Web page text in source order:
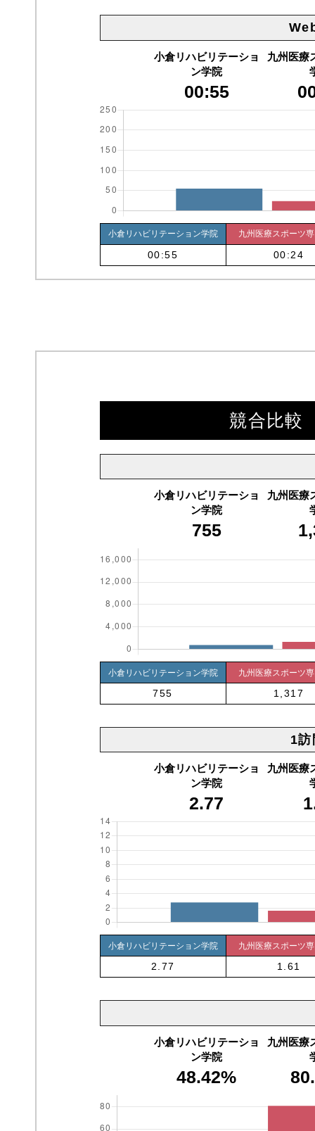
小倉リハビリテーショ
ン学院
00:55
九州医療
小倉リハビリテーション学院 九州医療スポーツ
00:55 00:24
競合比較
小倉リハビリテーショ
ン学院
755
九州医療
小倉リハビリテーション学院 九州医療スポーツ
755 1,317
1
小倉リハビリテーショ
ン学院
2.77
九州医療
小倉リハビリテーション学院 九州医療スポーツ
2.77 1.61
小倉リハビリテーショ
ン学院
48.42%
九州医療